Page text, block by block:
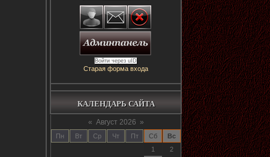
Войти через uID
Старая форма входа
КАЛЕНДАРЬ САЙТА
« Август 2026 »
Пн Вт Ср Чт Пт Сб
Вс
1
2